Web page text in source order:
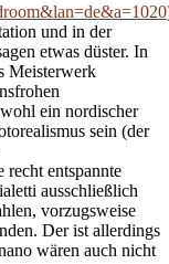
und in der
etwas düster. In
Meisterwerk
ein nordischer
sein (der
entspannte
ausschließlich
vorzugsweise
Der ist allerdings
wären auch nicht